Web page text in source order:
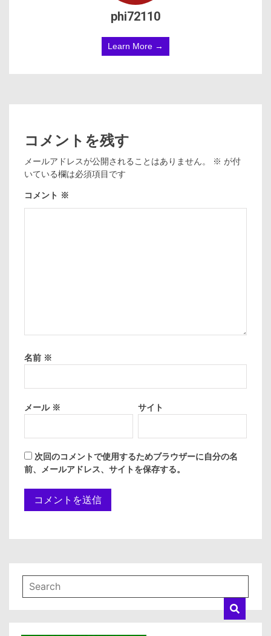
phi72110
Learn More →
コメントを残す
メールアドレスが公開されることはありません。 ※ が付
いている欄は必須項目です
コメント ※
名前 ※
メール ※ サイト
次回のコメントで使用するためブラウザーに自分の名
前、メールアドレス、サイトを保存する。